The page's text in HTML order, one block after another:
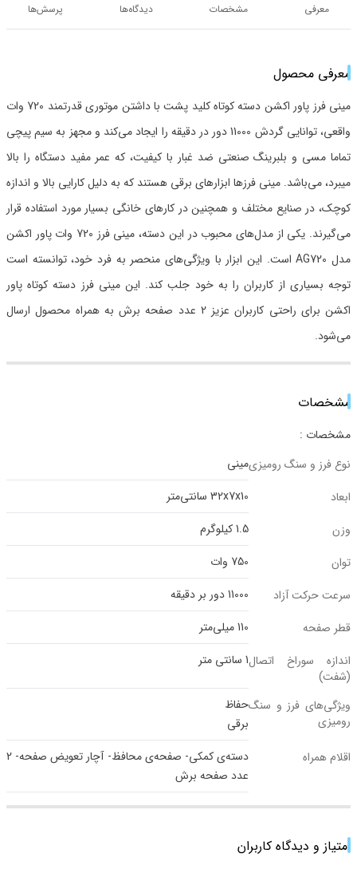
معرفی مشخصات دیدگاه‌ها پرسش‌ها
معرفی محصول
مینی فرز پاور اکشن دسته کوتاه کلید پشت با داشتن موتوری قدرتمند 720 وات
واقعی، توانایی گردش 11000 دور در دقیقه را ایجاد می‌کند و مجهز به سیم پیچی
تماما مسی و بلبرینگ صنعتی ضد غبار با کیفیت، که عمر مفید دستگاه را بالا
میبرد، می‌باشد. مینی فرزها ابزارهای برقی هستند که به دلیل کارایی بالا و اندازه
کوچک، در صنایع مختلف و همچنین در کارهای خانگی بسیار مورد استفاده قرار
می‌گیرند. یکی از مدل‌های محبوب در این دسته، مینی فرز 720 وات پاور اکشن
مدل AG720 است. این ابزار با ویژگی‌های منحصر به فرد خود، توانسته است
توجه بسیاری از کاربران را به خود جلب کند. این مینی فرز دسته کوتاه پاور
اکشن برای راحتی کاربران عزیز 2 عدد صفحه برش به همراه محصول ارسال
می‌شود.
مشخصات
مشخصات :
نوع فرز و سنگ رومیزیمینی
ابعاد
32x7x10 سانتی‌متر
وزن
1.5 کیلوگرم
توان
750 وات
سرعت حرکت آزاد
11000 دور بر دقیقه
قطر صفحه
110 میلی‌متر
اندازه سوراخ اتصال
(شفت)
1 سانتی متر
ویژگی‌های فرز و سنگ
رومیزی
حفاظ
برقی
اقلام همراه
دسته‌ی کمکی- صفحه‌ی محافظ- آچار تعویض صفحه- 2
عدد صفحه برش
امتیاز و دیدگاه کاربران